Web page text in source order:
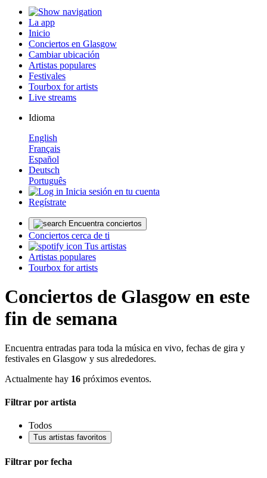
La app
Inicio
Conciertos en Glasgow
Cambiar ubicación
Artistas populares
Festivales
Tourbox for artists
Live streams
Idioma
English
Français
Español
Deutsch
Português
Inicia sesión en tu cuenta
Regístrate
Encuentra conciertos
Conciertos cerca de ti
Tus artistas
Artistas populares
Tourbox for artists
Conciertos de Glasgow en este
fin de semana
Encuentra entradas para toda la música en vivo, fechas de gira y
festivales en Glasgow y sus alrededores.
Actualmente hay 16 próximos eventos.
Filtrar por artista
Todos
Tus artistas favoritos
Filtrar por fecha